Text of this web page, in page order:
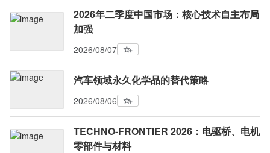
2026年二季度中国市场：核心技术自主布局
加强
2026/08/07
汽车领域永久化学品的替代策略
2026/08/06
TECHNO-FRONTIER 2026：电驱桥、电机
零部件与材料